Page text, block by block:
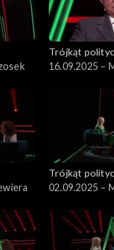
Trójkąt
16.09.2025 –
Trójkąt
02.09.2025 –